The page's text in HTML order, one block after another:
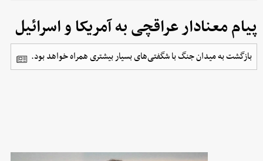
پیام معنادار عراقچی به آمریکا و اسرائیل
بازگشت به میدان جنگ با شگفتی‌های بسیار بیشتری همراه خواهد بود.